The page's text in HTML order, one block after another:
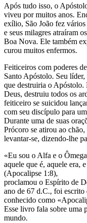
Após tudo isso, o
viveu por muitos anos.
exílio, São João fez
e seus milagres atraíram
Boa Nova. Ele também
curou muitos enfermos.
Feiticeiros com poderes
Santo Apóstolo. Seu
que destruiria o Apóstolo.
Deus, destruiu todos os
feiticeiro se suicidou
com seu discípulo para
Durante uma de suas
Prócoro se atirou ao
levantar-se, dizendo-lhe
«Eu sou o Alfa e o
aquele que é, aquele era,
(Apocalipse 1:8),
proclamou o Espírito de
ano de 67 d.C., foi
conhecido como
Esse livro fala sobre uma
mundo.